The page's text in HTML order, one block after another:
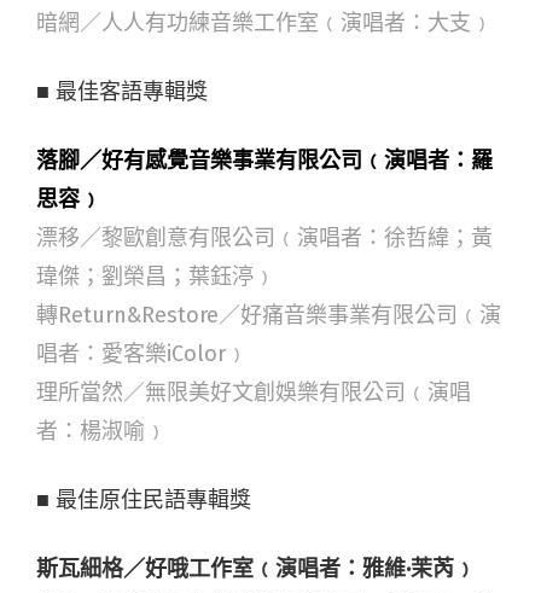
暗網／人人有功練音樂工作室﹙演唱者：大支﹚
■ 最佳客語專輯獎
落腳／好有感覺音樂事業有限公司﹙演唱者：羅
思容﹚
漂移／黎歐創意有限公司﹙演唱者：徐哲緯；黃
瑋傑；劉榮昌；葉鈺渟﹚
轉Return&Restore／好痛音樂事業有限公司﹙演
唱者：愛客樂iColor﹚
理所當然／無限美好文創娛樂有限公司﹙演唱
者：楊淑喻﹚
■ 最佳原住民語專輯獎
斯瓦細格／好哦工作室﹙演唱者：雅維·茉芮﹚